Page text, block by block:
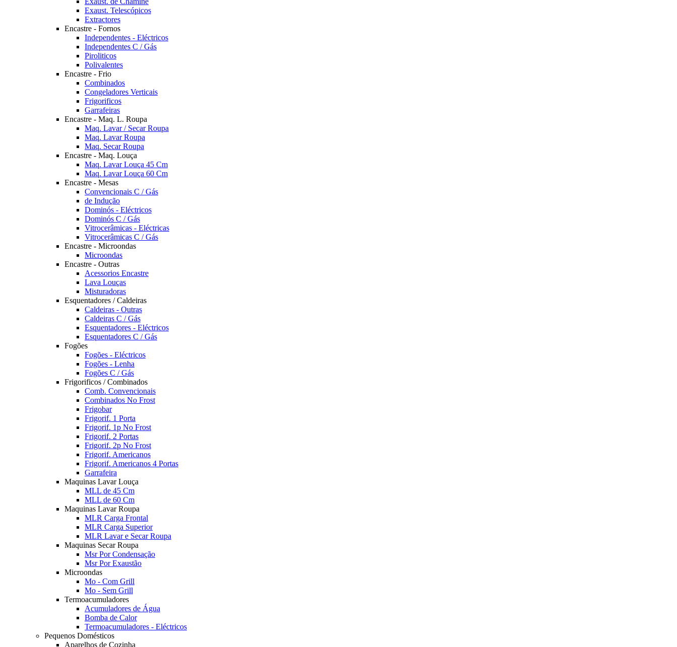
Exaust. Telescópicos
Extractores
Encastre - Fornos
Independentes - Eléctricos
Independentes C / Gás
Piroliticos
Polivalentes
Encastre - Frio
Combinados
Congeladores Verticais
Frigorificos
Garrafeiras
Encastre - Maq. L. Roupa
Maq. Lavar / Secar Roupa
Maq. Lavar Roupa
Maq. Secar Roupa
Encastre - Maq. Louça
Maq. Lavar Louça 45 Cm
Maq. Lavar Louça 60 Cm
Encastre - Mesas
Convencionais C / Gás
de Indução
Dominós - Eléctricos
Dominós C / Gás
Vitrocerâmicas - Eléctricas
Vitrocerâmicas C / Gás
Encastre - Microondas
Microondas
Encastre - Outras
Acessorios Encastre
Lava Louças
Misturadoras
Esquentadores / Caldeiras
Caldeiras - Outras
Caldeiras C / Gás
Esquentadores - Eléctricos
Esquentadores C / Gás
Fogões
Fogões - Eléctricos
Fogões - Lenha
Fogões C / Gás
Frigorificos / Combinados
Comb. Convencionais
Combinados No Frost
Frigobar
Frigorif. 1 Porta
Frigorif. 1p No Frost
Frigorif. 2 Portas
Frigorif. 2p No Frost
Frigorif. Americanos
Frigorif. Americanos 4 Portas
Garrafeira
Maquinas Lavar Louça
MLL de 45 Cm
MLL de 60 Cm
Maquinas Lavar Roupa
MLR Carga Frontal
MLR Carga Superior
MLR Lavar e Secar Roupa
Maquinas Secar Roupa
Msr Por Condensação
Msr Por Exaustão
Microondas
Mo - Com Grill
Mo - Sem Grill
Termoacumuladores
Acumuladores de Água
Bomba de Calor
Termoacumuladores - Eléctricos
Pequenos Domésticos
Aparelhos de Cozinha